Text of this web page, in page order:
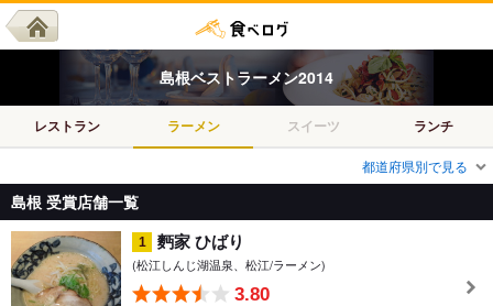
島根ベストラーメン2014
レストラン ラーメン スイーツ ランチ
都道府県別で見る
島根 受賞店舗一覧
1 麪家 ひばり
(松江しんじ湖温泉、松江/ラーメン)
3.80